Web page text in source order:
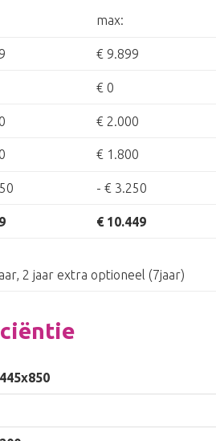
max:
€ 9.899
€ 0
€ 2.000
€ 1.800
-€ 3.250
€ 10.449
2 jaar extra optioneel (7jaar)